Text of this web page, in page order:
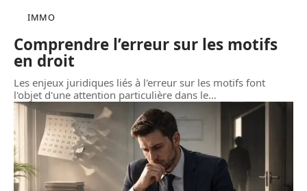
IMMO
Comprendre l’erreur sur les motifs
en droit
Les enjeux juridiques liés à l'erreur sur les motifs font
l'objet d'une attention particulière dans le…